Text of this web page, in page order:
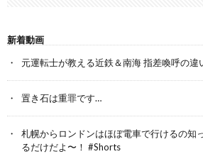
新着動画
元運転士が教える近鉄＆南海 指差喚呼の違
置き石は重罪です…
札幌からロンドンはほぼ電車で行けるの知
るだけだよ〜！ #Shorts